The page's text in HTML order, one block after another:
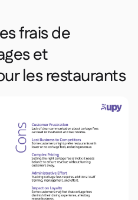
frais de
et
les restaurants